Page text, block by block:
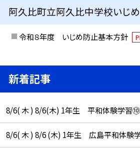
阿久比町立阿久比中学校いじ
令和８年度 いじめ防止基本方針
新着記事
8/6( 木 ) 8/6(木) 1年生 平和体験学習⑩
8/6( 木 ) 8/6 (木) 1年生 広島平和体験